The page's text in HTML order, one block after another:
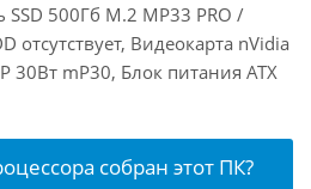
SSD 500Гб M.2 MP33 PRO /
отсутствует, Видеокарта nVidia
30Вт mP30, Блок питания ATX
собран этот ПК?